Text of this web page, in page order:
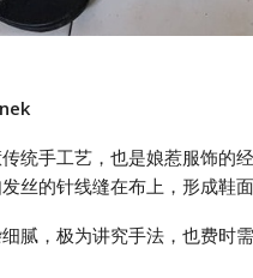
ek
统手工艺，也是娘惹服饰的
丝的针线缝在布上，形成鞋面
腻，极为讲究手法，也费时